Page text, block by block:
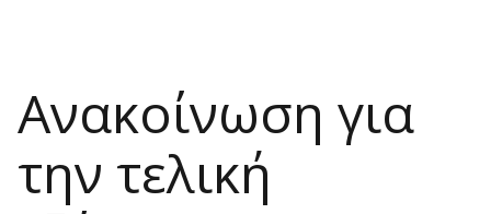
Ανακοίνωση για
την τελική